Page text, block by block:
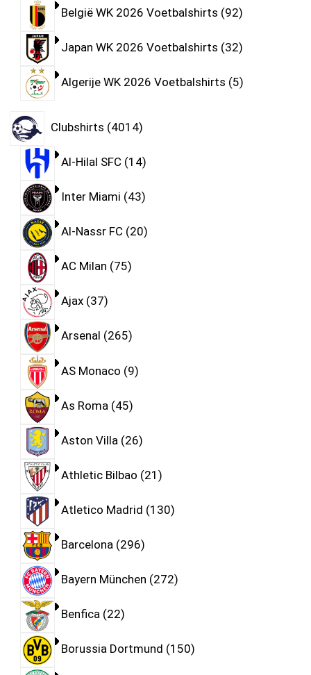
België WK 2026 Voetbalshirts 92
Japan WK 2026 Voetbalshirts 32
Algerije WK 2026 Voetbalshirts 5
Clubshirts 4014
Al-Hilal SFC 14
Inter Miami 43
Al-Nassr FC 20
AC Milan 75
Ajax 37
Arsenal 265
AS Monaco 9
As Roma 45
Aston Villa 26
Athletic Bilbao 21
Atletico Madrid 130
Barcelona 296
Bayern München 272
Benfica 22
Borussia Dortmund 150